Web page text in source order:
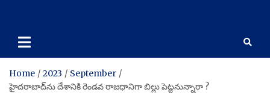
Home 2023
September
హైదరాబాద్‌ను దేశానికి రెండవ రాజధానిగా బిల్లు పెట్టనున్నారా ?